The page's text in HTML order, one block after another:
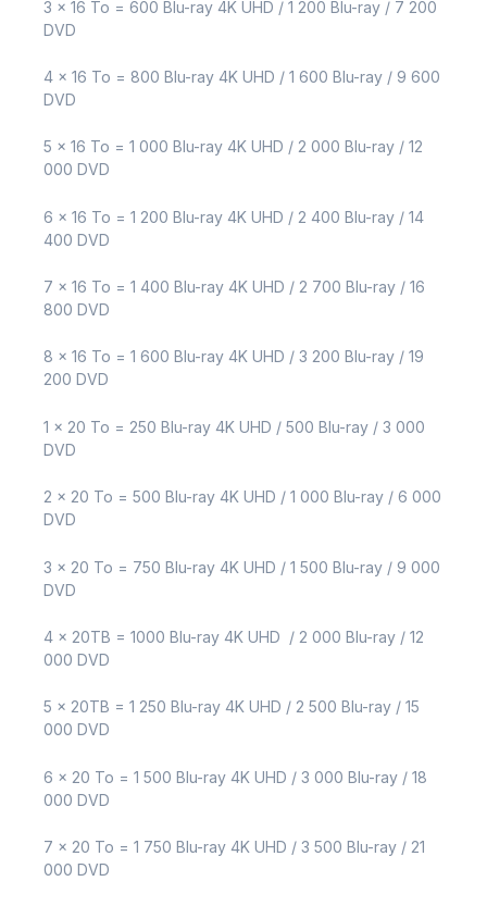
3 x 16 To = 600 Blu-ray 4K UHD / 1 200 Blu-ray / 7 200
DVD
4 x 16 To = 800 Blu-ray 4K UHD / 1 600 Blu-ray / 9 600
DVD
5 x 16 To = 1 000 Blu-ray 4K UHD / 2 000 Blu-ray / 12
000 DVD
6 x 16 To = 1 200 Blu-ray 4K UHD / 2 400 Blu-ray / 14
400 DVD
7 x 16 To = 1 400 Blu-ray 4K UHD / 2 700 Blu-ray / 16
800 DVD
8 x 16 To = 1 600 Blu-ray 4K UHD / 3 200 Blu-ray / 19
200 DVD ​
1 x 20 To = 250 Blu-ray 4K UHD / 500 Blu-ray / 3 000
DVD
2 x 20 To = 500 Blu-ray 4K UHD / 1 000 Blu-ray / 6 000
DVD
3 x 20 To = 750 Blu-ray 4K UHD / 1 500 Blu-ray / 9 000
DVD
4 x 20TB = 1000 Blu-ray 4K UHD / 2 000 Blu-ray / 12
000 DVD
5 x 20TB = 1 250 Blu-ray 4K UHD / 2 500 Blu-ray / 15
000 DVD
6 x 20 To = 1 500 Blu-ray 4K UHD / 3 000 Blu-ray / 18
000 DVD
7 x 20 To = 1 750 Blu-ray 4K UHD / 3 500 Blu-ray / 21
000 DVD